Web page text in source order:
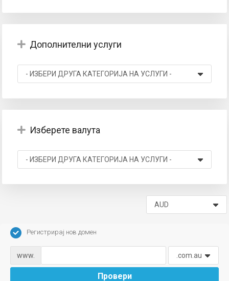
Дополнителни услуги
Изберете валута
Регистрирај нов домен
www.
Провери